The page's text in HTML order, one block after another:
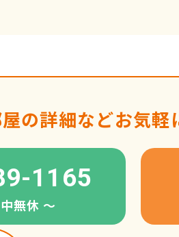
の詳細などお気軽
1165
無休 〜